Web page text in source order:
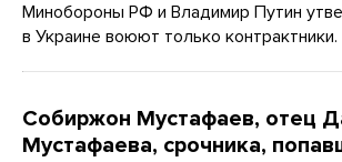
Минобороны РФ и Владимир Путин
в Украине воюют только контрактники.
Собиржон Мустафаев, отец
Мустафаева, срочника,